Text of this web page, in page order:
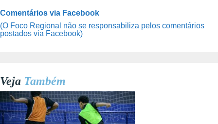
Comentários via Facebook
(O Foco Regional não se responsabiliza pelos comentários
postados via Facebook)
Veja Também